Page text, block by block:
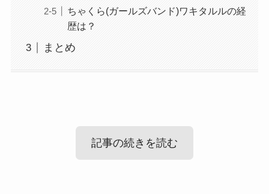
ちゃくら(ガールズバンド)ワキタルルの経
歴は？
まとめ
記事の続きを読む